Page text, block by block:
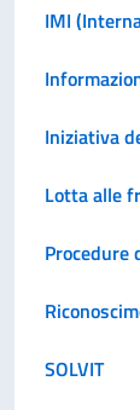
IMI
Iniziativa
Lotta alle
Procedure
SOLVIT